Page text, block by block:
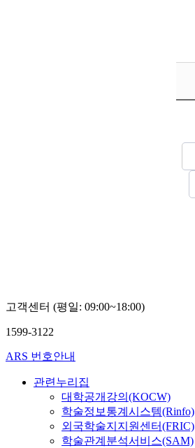
고객센터 (평일: 09:00~18:00)
1599-3122
ARS 번호안내
관련누리집
대학공개강의(KOCW)
학술정보통계시스템(Rinfo)
외국학술지지원센터(FRIC)
학술관계분석서비스(SAM)